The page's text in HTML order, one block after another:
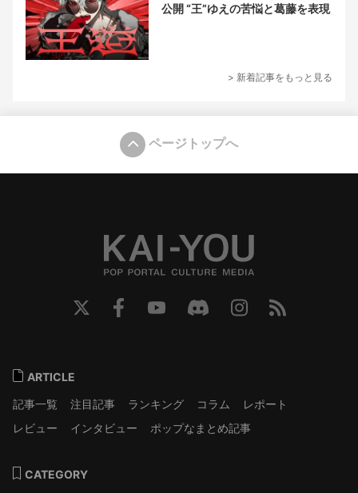
公開 “王”ゆえの苦悩と葛藤を表現
> 新着記事をもっと見る
ページトップへ
ARTICLE
記事一覧
注目記事 ランキング コラム
レポート
レビュー
インタビュー ポップなまとめ記事
CATEGORY